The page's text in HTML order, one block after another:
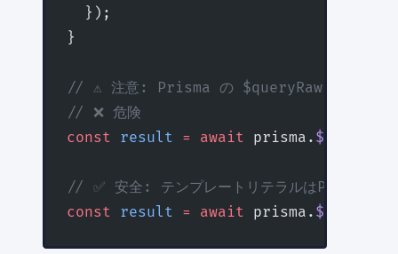
  });
}
// ⚠️ 注意: Prisma の $queryRaw は使い方に
// ❌ 危険
const result = await prisma. $queryRaw
// ✅ 安全: テンプレートリテラルはPrismaが自
const result = await prisma. $queryRaw